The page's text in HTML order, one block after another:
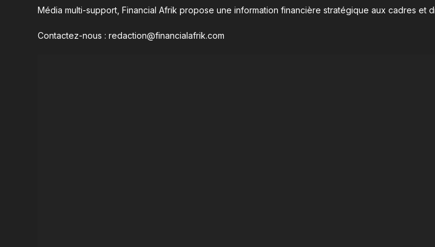
Média multi-support, Financial Afrik propose une information financière stratégique aux cadres et
Contactez-nous : redaction@financialafrik.com